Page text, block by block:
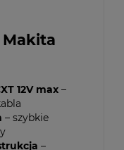
Makita
12V max –
– szybkie
–